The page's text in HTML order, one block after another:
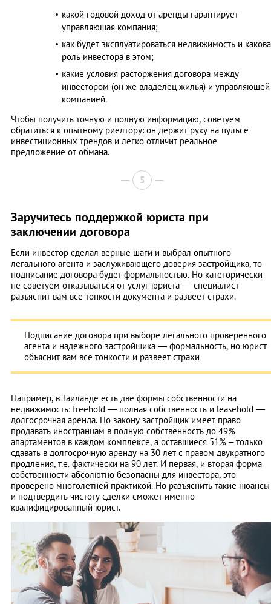
какой годовой доход от аренды гарантирует
управляющая компания;
как будет эксплуатироваться недвижимость и какова
роль инвестора в этом;
какие условия расторжения договора между
инвестором (он же владелец жилья) и управляющей
компанией.
Чтобы получить точную и полную информацию, советуем
обратиться к опытному риелтору: он держит руку на пульсе
инвестиционных трендов и легко отличит реальное
предложение от обмана.
5
Заручитесь поддержкой юриста при
заключении договора
Если инвестор сделал верные шаги и выбрал опытного
легального агента и заслуживающего доверия застройщика, то
подписание договора будет формальностью. Но категорически
не советуем отказываться от услуг юриста — специалист
разъяснит вам все тонкости документа и развеет страхи.
Подписание договора при выборе легального проверенного
агента и надежного застройщика — формальность, но юрист
объяснит вам все тонкости и развеет страхи
Например, в Таиланде есть две формы собственности на
недвижимость: freehold — полная собственность и leasehold —
долгосрочная аренда. По закону застройщик имеет право
продавать иностранцам в полную собственность до 49%
апартаментов в каждом комплексе, а оставшиеся 51% – только
сдавать в долгосрочную аренду на 30 лет с правом двукратного
продления, т.е. фактически на 90 лет. И первая, и вторая форма
собственности абсолютно безопасны для инвестора, это
проверено многолетней практикой. Но разъяснить такие нюансы
и подтвердить чистоту сделки сможет именно
квалифицированный юрист.